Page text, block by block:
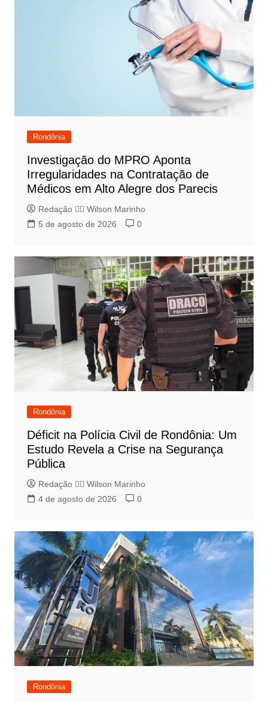
Rondônia
Investigação do MPRO Aponta
Irregularidades na Contratação de
Médicos em Alto Alegre dos Parecis
Redação 👨‍⚖️​ Wilson Marinho
5 de agosto de 2026
0
Rondônia
Déficit na Polícia Civil de Rondônia: Um
Estudo Revela a Crise na Segurança
Pública
Redação 👨‍⚖️​ Wilson Marinho
4 de agosto de 2026
0
Rondônia